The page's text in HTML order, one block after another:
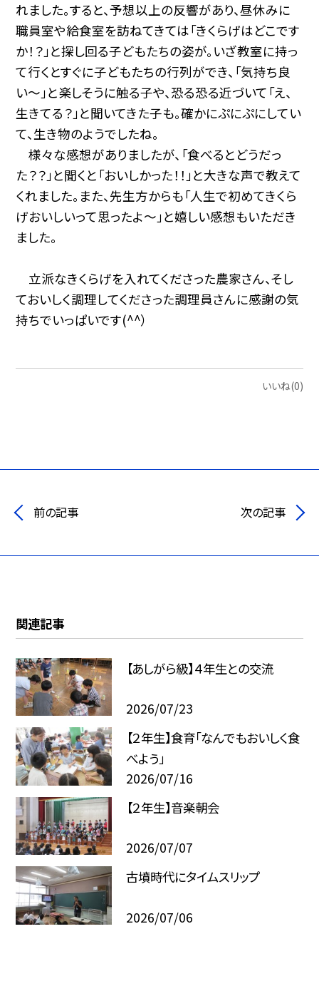
れました。すると、予想以上の反響があり、昼休みに
職員室や給食室を訪ねてきては「きくらげはどこです
か！？」と探し回る子どもたちの姿が。いざ教室に持っ
て行くとすぐに子どもたちの行列ができ、「気持ち良
い〜」と楽しそうに触る子や、恐る恐る近づいて「え、
生きてる？」と聞いてきた子も。確かにぷにぷにしてい
て、生き物のようでしたね。
様々な感想がありましたが、「食べるとどうだっ
た？？」と聞くと「おいしかった！！」と大きな声で教えて
くれました。また、先生方からも「人生で初めてきくら
げおいしいって思ったよ〜」と嬉しい感想もいただき
ました。
立派なきくらげを入れてくださった農家さん、そし
ておいしく調理してくださった調理員さんに感謝の気
持ちでいっぱいです(^^）
いいね(0)
前の記事 次の記事
関連記事
【あしがら級】４年生との交流
2026/07/23
【２年生】食育「なんでもおいしく食
べよう」
2026/07/16
【２年生】音楽朝会
2026/07/07
古墳時代にタイムスリップ
2026/07/06